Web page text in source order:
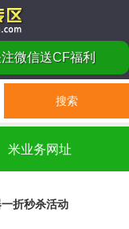
微信送CF福利
米业务网址
折秒杀活动